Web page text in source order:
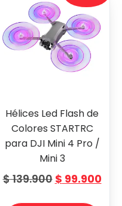
Hélices Led Flash de
Colores STARTRC
para DJI Mini 4 Pro /
Mini 3
$139.900 $ 99.900